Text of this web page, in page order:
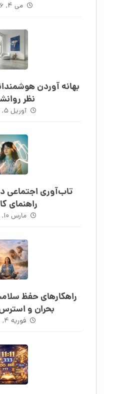
می ۴, ۲۰۲۶
بهانه آوردن
نظر
آوریل ۵, ۲۰۲۶
تاب‌آوری اجتماعی
راهنمای
مارس ۱۰, ۲۰۲۶
راهکارهای حفظ
بحران و
فوریه ۴, ۲۰۲۶